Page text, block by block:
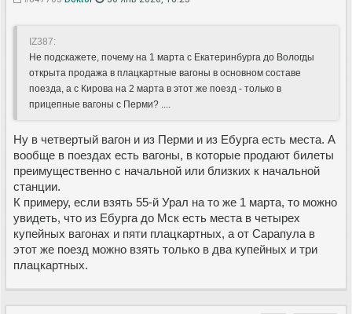
IZ387:
Не подскажете, почему на 1 марта с Екатеринбурга до Вологды
открыта продажа в плацкартные вагоны в основном составе
поезда, а с Кирова на 2 марта в этот же поезд - только в
прицепные вагоны с Перми? ....
Ну в четвертый вагон и из Перми и из Ебурга есть места. А
вообще в поездах есть вагоны, в которые продают билеты
преимущественно с начальной или близких к начальной
станции.
К примеру, если взять 55-й Урал на то же 1 марта, то можно
увидеть, что из Ебурга до Мск есть места в четырех
купейных вагонах и пяти плацкартных, а от Сарапула в
этот же поезд можно взять только в два купейных и три
плацкартных.